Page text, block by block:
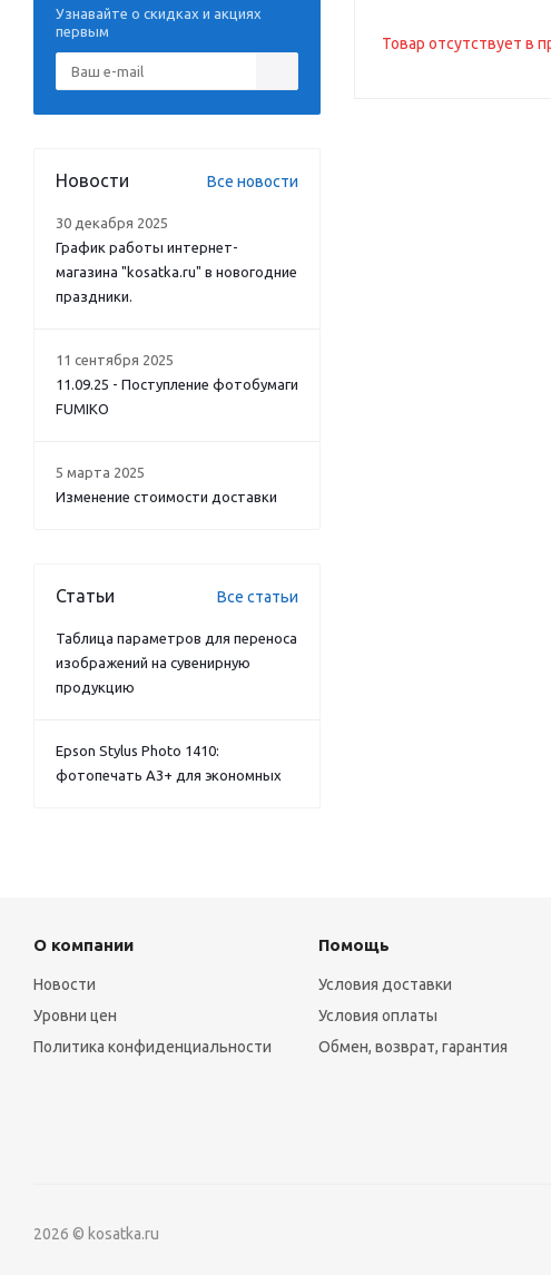
Товар отсутствует в
Узнавайте о скидках и акциях
первым
Новости Все новости
30 декабря 2025
График работы интернет-
магазина "kosatka.ru" в новогодние
праздники.
11 сентября 2025
11.09.25 - Поступление фотобумаги
FUMIKO
5 марта 2025
Изменение стоимости доставки
Статьи Все статьи
Таблица параметров для переноса
изображений на сувенирную
продукцию
Epson Stylus Photo 1410:
фотопечать А3+ для экономных
О компании
Новости
Уровни цен
Политика конфиденциальности
Помощь
Условия доставки
Условия оплаты
Обмен, возврат, гарантия
2026 © kosatka.ru